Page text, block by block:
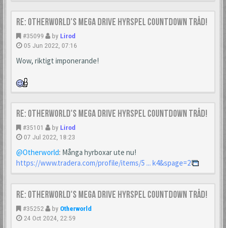
Re: Otherworld's Mega Drive Hyrspel Countdown Tråd!
#35099 by Lirod
05 Jun 2022, 07:16
Wow, riktigt imponerande!
Re: Otherworld's Mega Drive Hyrspel Countdown Tråd!
#35101 by Lirod
07 Jul 2022, 18:23
@Otherworld: Många hyrboxar ute nu!
https://www.tradera.com/profile/items/5 ... k4&spage=2
Re: Otherworld's Mega Drive Hyrspel Countdown Tråd!
#35252 by Otherworld
24 Oct 2024, 22:59